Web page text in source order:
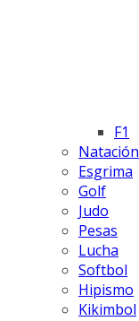
F1
Natación
Esgrima
Golf
Judo
Pesas
Lucha
Softbol
Hipismo
Kikimbol